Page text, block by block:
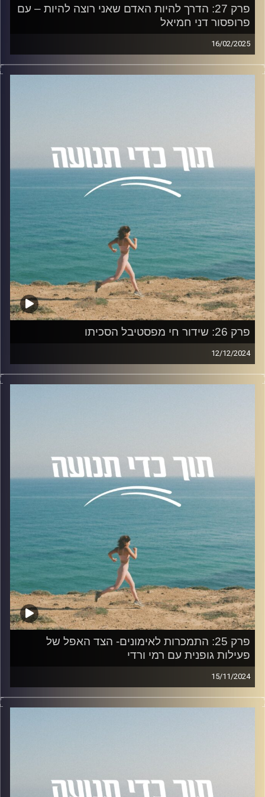
פרק 27: הדרך להיות האדם שאני רוצה להיות – עם
פרופסור דני חמיאל
16/02/2025
בפרק היום נדבר עם פרופסור דני חמיאל (פסיכולוג קליני
ורפואי) על איך אפשר לשפר את הגרסה של עצמנו ולעצב את
"הרפתקה" יכולה להוביל אותנו למקום טוב יותר בחיים.
נבחן גם את השפעתם של כישלונות, חמלה עצמית, השוואות
עם אחרים, ונתמקד בדרכים לשחרר שליטה ולמצוא חופש
מתוך אחריות.
להצטרפות לקבוצת הוואטספ שלנו "קהילת הפודקאסט- תוך
כדי תנועה" בה עולים תכנים רלוונטיים מהפרק, שאלות שלכם
ואתגרים למיניהם
לחצוכאן
האזנה נעימה!
קרדיט תמונות:AudioVersity פרק 26: שידור חי מפסטיבל הסכיתו
12/12/2024
מיקה טוכמאייר – סטודנטית לפסיכולוגיה באוניברסיטת רייכמן
ומאמנת כושר, פוגשת את הספורטאית הפאראולימפית, זוכת
פרק 25: התמכרות לאימונים- הצד האפל של
פעילות גופנית עם רמי ורדי
15/11/2024
בפרק היום נדבר על התמכרות לאימונים יחד עם רמי ורדי.
חוקר בתחום הפסיכולוגיה של הספורט והפעילות גופנית,
תחומי המחקר שלו מתמקדים בזהות חברתית, תשוקה, שחיקה